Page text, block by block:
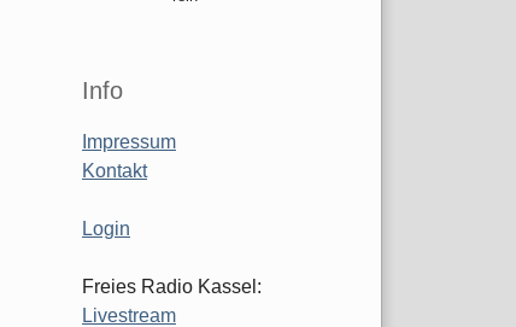
Info
Impressum
Kontakt
Login
Freies Radio Kassel:
Livestream